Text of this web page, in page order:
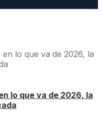
lo que va de 2026, la